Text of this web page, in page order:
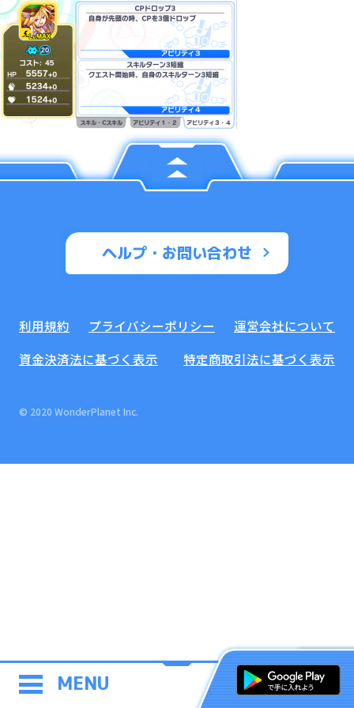
MENU
ヘルプ・お問い合わせ
利用規約 プライバシーポリシー
運営会社について
資金決済法に基づく表示
特定商取引法に基づく表示
© 2020 WonderPlanet Inc.